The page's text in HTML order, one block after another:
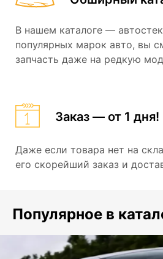
В нашем каталоге —
популярных марок авто, вы
запчасть даже на редкую
Заказ — от 1 дня!
Даже если товара нет на
его скорейший заказ и
Популярное в